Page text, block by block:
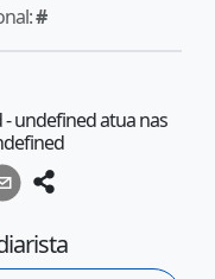
#
undefined atua nas